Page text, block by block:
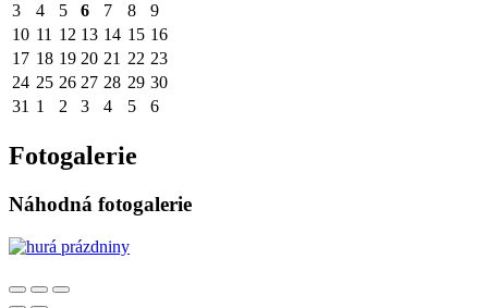
3
4 5 6 7 8
9
10 11 12 13 14 15 16
17 18 19 20 21 22 23
24 25 26 27 28 29 30
31 1 2 3 4 5 6
Fotogalerie
Náhodná fotogalerie